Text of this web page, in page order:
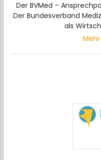
Der BVMed –
Der Bundesverband
als